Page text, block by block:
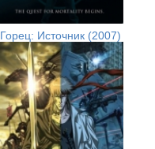
Горец: Источник (2007)